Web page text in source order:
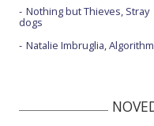
Nothing but Thieves, Stray
dogs
Natalie Imbruglia, Algorithm